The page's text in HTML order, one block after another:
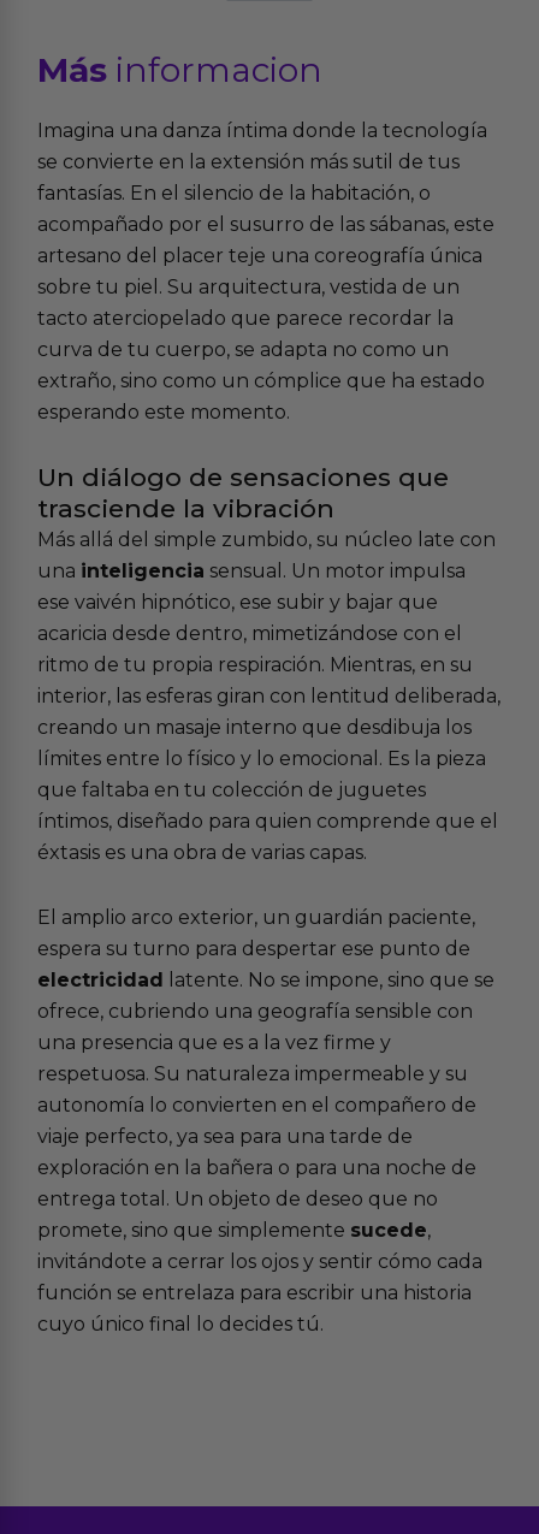
Más informacion
Imagina una danza íntima donde la tecnología
se convierte en la extensión más sutil de tus
fantasías. En el silencio de la habitación, o
acompañado por el susurro de las sábanas, este
artesano del placer teje una coreografía única
sobre tu piel. Su arquitectura, vestida de un
tacto aterciopelado que parece recordar la
curva de tu cuerpo, se adapta no como un
extraño, sino como un cómplice que ha estado
esperando este momento.
Un diálogo de sensaciones que
trasciende la vibración
Más allá del simple zumbido, su núcleo late con
una inteligencia sensual. Un motor impulsa
ese vaivén hipnótico, ese subir y bajar que
acaricia desde dentro, mimetizándose con el
ritmo de tu propia respiración. Mientras, en su
interior, las esferas giran con lentitud deliberada,
creando un masaje interno que desdibuja los
límites entre lo físico y lo emocional. Es la pieza
que faltaba en tu colección de juguetes
íntimos, diseñado para quien comprende que el
éxtasis es una obra de varias capas.
El amplio arco exterior, un guardián paciente,
espera su turno para despertar ese punto de
electricidad latente. No se impone, sino que se
ofrece, cubriendo una geografía sensible con
una presencia que es a la vez firme y
respetuosa. Su naturaleza impermeable y su
autonomía lo convierten en el compañero de
viaje perfecto, ya sea para una tarde de
exploración en la bañera o para una noche de
entrega total. Un objeto de deseo que no
promete, sino que simplemente sucede,
invitándote a cerrar los ojos y sentir cómo cada
función se entrelaza para escribir una historia
cuyo único final lo decides tú.